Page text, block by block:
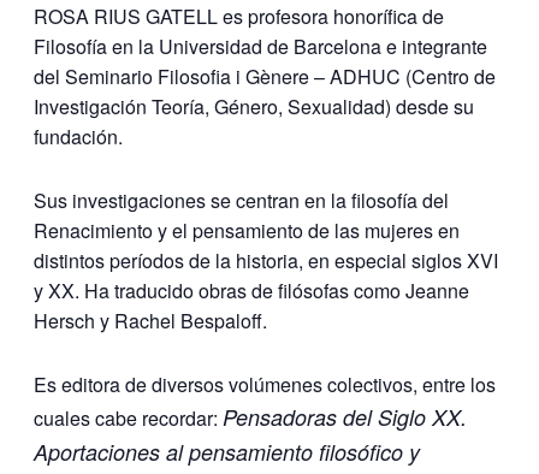
ROSA RIUS GATELL es profesora honorífica de
Filosofía en la Universidad de Barcelona e integrante
del Seminario Filosofia i Gènere – ADHUC (Centro de
Investigación Teoría, Género, Sexualidad) desde su
fundación.
Sus investigaciones se centran en la filosofía del
Renacimiento y el pensamiento de las mujeres en
distintos períodos de la historia, en especial siglos XVI
y XX. Ha traducido obras de filósofas como Jeanne
Hersch y Rachel Bespaloff.
Es editora de diversos volúmenes colectivos, entre los
cuales cabe recordar: Pensadoras del Siglo XX.
Aportaciones al pensamiento filosófico y